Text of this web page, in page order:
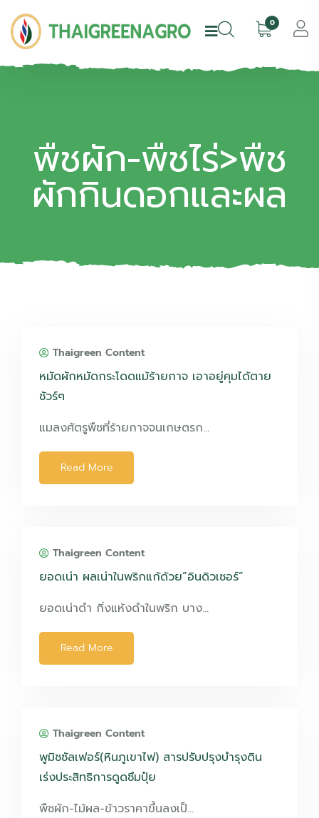
0
พืชผัก-พืชไร่>พืช
ผักกินดอกและผล
Thaigreen Content
หมัดผักหมัดกระโดดแม้ร้ายกาจ เอาอยู่คุมได้ตาย
ชัวร์ๆ
แมลงศัตรูพืชที่ร้ายกาจจนเกษตรก…
Read More
Thaigreen Content
ยอดเน่า ผลเน่าในพริกแก้ด้วย”อินดิวเซอร์”
ยอดเน่าดำ กิ่งแห้งดำในพริก บาง…
Read More
Thaigreen Content
พูมิชซัลเฟอร์(หินภูเขาไฟ) สารปรับปรุงบำรุงดิน
เร่งประสิทธิการดูดซึมปุ๋ย
พืชผัก-ไม้ผล-ข้าวราคาขึ้นลงเป็…